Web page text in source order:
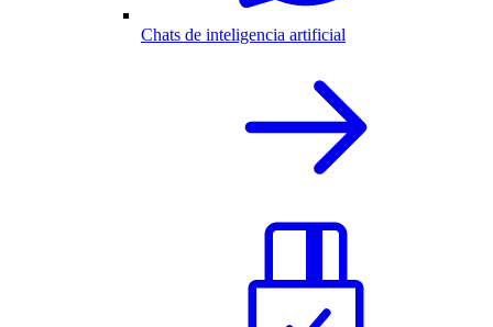
Chats de inteligencia artificial